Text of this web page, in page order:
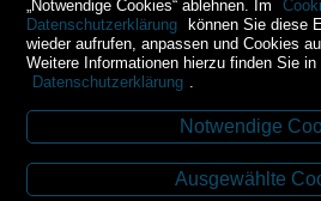
Kontakt
Budweiser Str.
„Notwendige Cookies“ ablehnen. Im
Datenschutzerklärung können Sie diese
wieder aufrufen, anpassen und Cookies
Weitere Informationen hierzu finden Sie in
Datenschutzerklärung
Notwendige
Ausgewählte